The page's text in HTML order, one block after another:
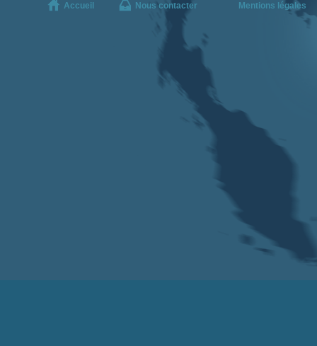
Accueil Nous contacter Mentions légales